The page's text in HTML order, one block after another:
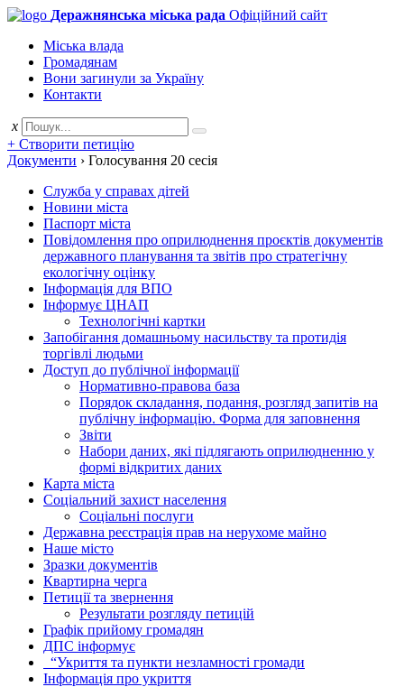
Деражнянська міська рада Офіційний сайт
Міська влада
Громадянам
Вони загинули за Україну
Контакти
x
+ Створити петицію
Документи › Голосування 20 сесія
Служба у справах дітей
Новини міста
Паспорт міста
Повідомлення про оприлюднення проєктів документів
державного планування та звітів про стратегічну
екологічну оцінку
Інформація для ВПО
Інформує ЦНАП
Технологічні картки
Запобігання домашньому насильству та протидія
торгівлі людьми
Доступ до публічної інформації
Нормативно-правова база
Порядок складання, подання, розгляд запитів на
публічну інформацію. Форма для заповнення
Звіти
Набори даних, які підлягають оприлюдненню у
формі відкритих даних
Карта міста
Соціальний захист населення
Соціальні послуги
Державна реєстрація прав на нерухоме майно
Наше місто
Зразки документів
Квартирна черга
Петиції та звернення
Результати розгляду петицій
Графік прийому громадян
ДПС інформує
“Укриття та пункти незламності громади
Інформація про укриття